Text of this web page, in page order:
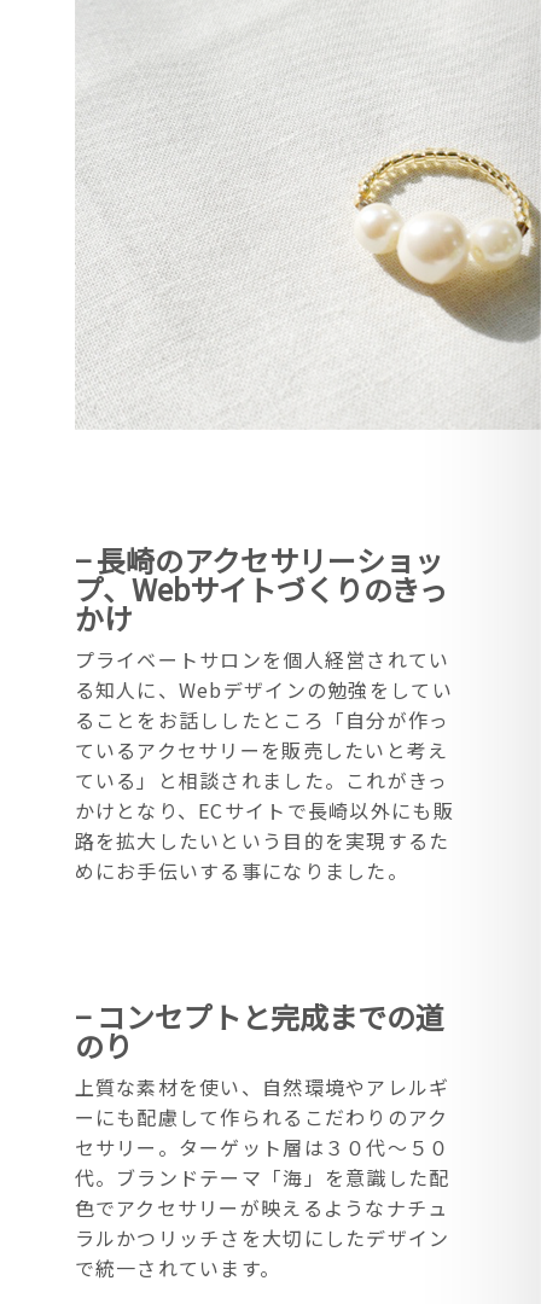
− 長崎のアクセサリーショッ
プ、Webサイトづくりのきっ
かけ
プライベートサロンを個人経営されてい
る知人に、Webデザインの勉強をしてい
ることをお話ししたところ「自分が作っ
ているアクセサリーを販売したいと考え
ている」と相談されました。これがきっ
かけとなり、ECサイトで長崎以外にも販
路を拡大したいという目的を実現するた
めにお手伝いする事になりました。
− コンセプトと完成までの道
のり
上質な素材を使い、自然環境やアレルギ
ーにも配慮して作られるこだわりのアク
セサリー。ターゲット層は３０代〜５０
代。ブランドテーマ「海」を意識した配
色でアクセサリーが映えるようなナチュ
ラルかつリッチさを大切にしたデザイン
で統一されています。